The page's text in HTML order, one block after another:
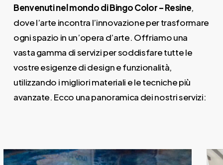
Benvenuti nel mondo di Bingo Color – Resine,
dove l’arte incontra l’innovazione per trasformare
ogni spazio in un’opera d’arte. Offriamo una
vasta gamma di servizi per soddisfare tutte le
vostre esigenze di design e funzionalità,
utilizzando i migliori materiali e le tecniche più
avanzate. Ecco una panoramica dei nostri servizi: